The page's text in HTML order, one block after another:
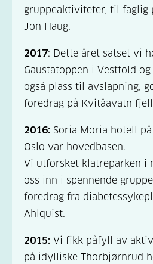
gruppeaktiviteter, til faglig
Jon Haug.
2017: Dette året satset vi
Gaustatoppen i Vestfold
også plass til avslapning,
foredrag på Kvitåavatn
2016: Soria Moria hotell
Oslo var hovedbasen.
Vi utforsket klatreparken i
oss inn i spennende
foredrag fra
Ahlquist.
2015: Vi fikk påfyll av
på idylliske Thorbjørnrud